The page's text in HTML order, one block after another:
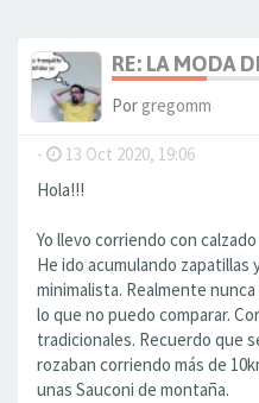
RE: LA MODA
Por gregomm
- 13 Oct 2020, 19:06
Hola!!!
Yo llevo corriendo con
He ido acumulando zapatillas
minimalista. Realmente
lo que no puedo comparar.
tradicionales. Recuerdo que
rozaban corriendo más de
unas Sauconi de montaña.